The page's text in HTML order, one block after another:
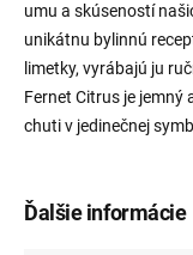
Ďalšie informácie
umu a skúseností
unikátnu bylinnú
limetky, vyrábajú ju
Fernet Citrus je jemný
chuti v jedinečnej